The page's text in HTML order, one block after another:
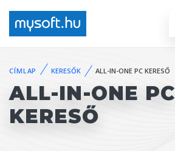
CÍMLAP KERESŐK ALL-IN-ONE PC KERESŐ
ALL-IN-ONE PC
KERESŐ